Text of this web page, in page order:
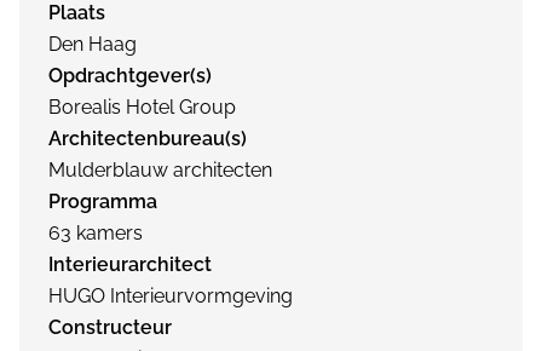
Plaats
Den Haag
Opdrachtgever(s)
Borealis Hotel Group
Architectenbureau(s)
Mulderblauw architecten
Programma
63 kamers
Interieurarchitect
HUGO Interieurvormgeving
Constructeur